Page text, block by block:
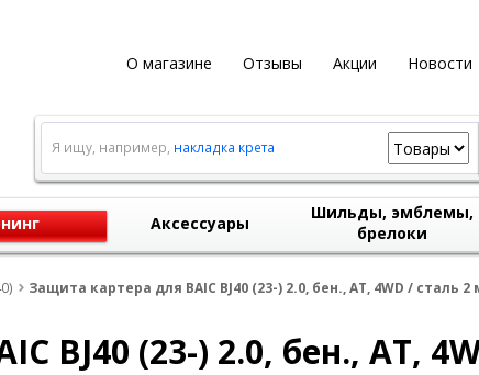
О магазине Отзывы Акции Новости
Я ищу, например, накладка крета
Аксессуары
Шильды, эмблемы,
брелоки
Защита картера для BAIC BJ40 (23-) 2.0, бен., AT, 4WD / сталь
BJ40 (23-) 2.0, бен., AT,